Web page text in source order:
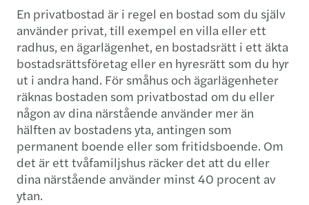
En privatbostad är i regel en bostad som du själv
använder privat, till exempel en villa eller ett
radhus, en ägarlägenhet, en bostadsrätt i ett äkta
bostadsrättsföretag eller en hyresrätt som du hyr
ut i andra hand. För småhus och ägarlägenheter
räknas bostaden som privatbostad om du eller
någon av dina närstående använder mer än
hälften av bostadens yta, antingen som
permanent boende eller som fritidsboende. Om
det är ett tvåfamiljshus räcker det att du eller
dina närstående använder minst 40 procent av
ytan.